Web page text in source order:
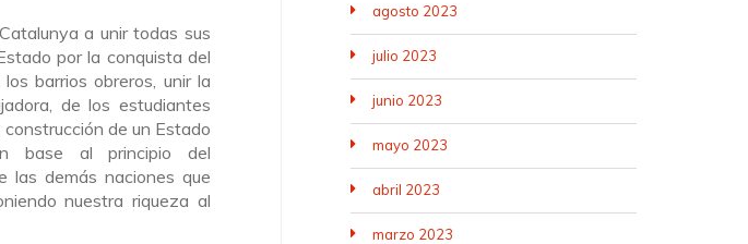
a unir todas sus
por la conquista del
barrios obreros, unir la
de los estudiantes
de un Estado
base al principio del
las demás naciones que
nuestra riqueza al
agosto 2023
julio 2023
junio 2023
mayo 2023
abril 2023
marzo 2023